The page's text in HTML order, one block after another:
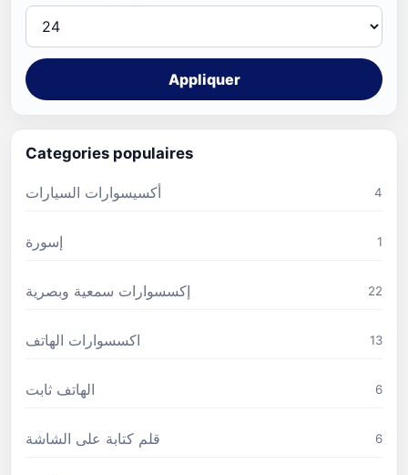
Appliquer
Categories populaires
أكسيسوارات السيارات 4
إسورة 1
إكسسوارات سمعية وبصرية 22
اكسسوارات الهاتف 13
الهاتف ثابت 6
قلم كتابة على الشاشة 6